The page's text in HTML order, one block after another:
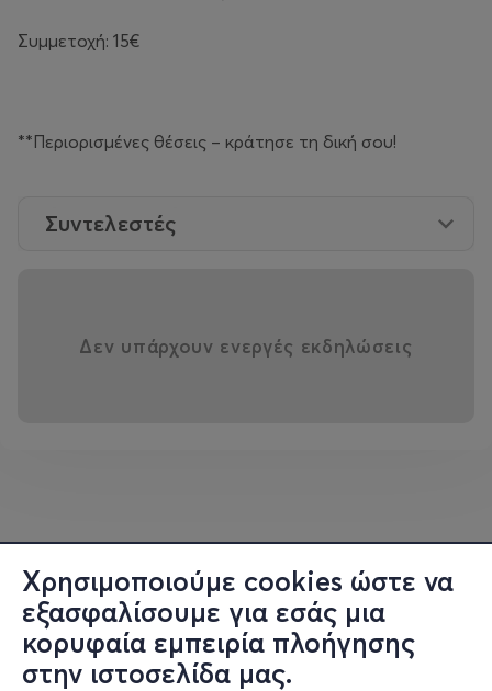
Χρησιμοποιούμε cookies ώστε να
εξασφαλίσουμε για εσάς μια
κορυφαία εμπειρία πλοήγησης
στην ιστοσελίδα μας.
Συμμετοχή: 15€
**Περιορισμένες θέσεις – κράτησε τη δική σου!
Συντελεστές
Δεν υπάρχουν ενεργές εκδηλώσεις